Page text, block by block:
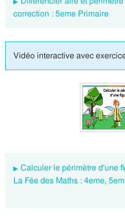
correction : 5eme Primaire
Vidéo interactive avec
Calculer le périmètre d'une
La Fée des Maths : 4eme,